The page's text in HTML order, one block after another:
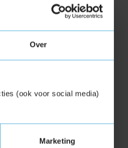
Over
(ook voor social media)
Marketing